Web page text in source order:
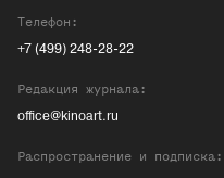
Телефон:
+7 (499) 248-28-22
Редакция журнала:
office@kinoart.ru
Распространение и подписка: